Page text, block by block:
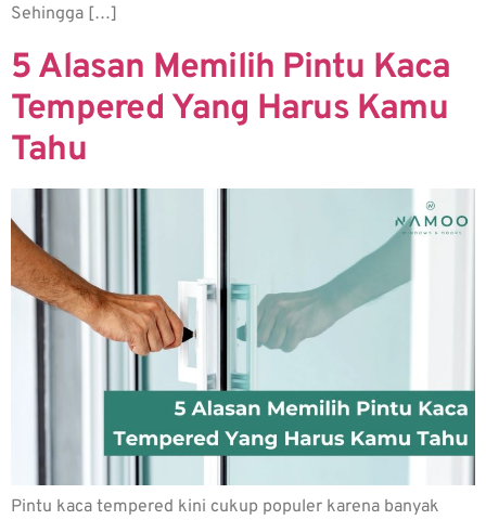
Sehingga […]
5 Alasan Memilih Pintu Kaca
Tempered Yang Harus Kamu
Tahu
Pintu kaca tempered kini cukup populer karena banyak